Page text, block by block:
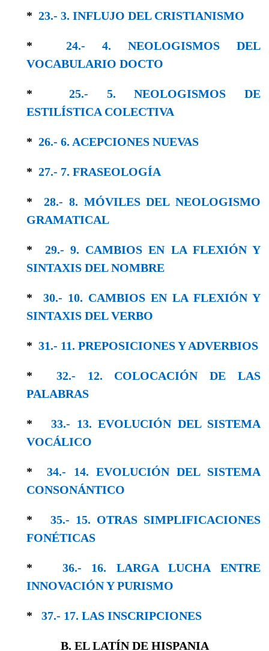
* 23.- 3. INFLUJO DEL CRISTIANISMO
* 24.- 4. NEOLOGISMOS DEL
VOCABULARIO DOCTO
*25.- 5. NEOLOGISMOS DE
ESTILÍSTICA COLEC­TIVA
* 26.- 6. ACEPCIONES NUEVAS
* 27.- 7. FRASEOLOGÍA
*28.- 8. MÓVILES DEL NEOLOGISMO
GRAMA­TICAL
* 29.- 9. CAMBIOS EN LA FLEXIÓN Y
SINTAXIS DEL NOMBRE
* 30.- 10. CAMBIOS EN LA FLEXIÓN Y
SIN­TAXIS DEL VERBO
* 31.- 11. PREPOSICIONES Y ADVERBIOS
* 32.- 12. COLOCACIÓN DE LAS
PALABRAS
*33.- 13. EVOLUCIÓN DEL SISTEMA
VOCÁLICO
*34.- 14. EVOLUCIÓN DEL SISTEMA
CONSO­NÁNTICO
* 35.- 15. OTRAS SIMPLIFICACIONES
FONÉTICAS
* 36.- 16. LARGA LUCHA ENTRE
INNOVACIÓN Y PURISMO
* 37.- 17. LAS INSCRIPCIONES
B. EL LATÍN DE HISPANIA